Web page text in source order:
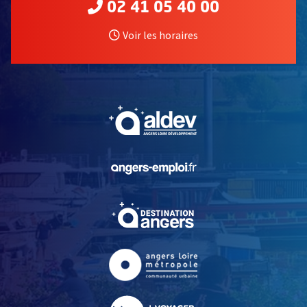
02 41 05 40 00
Voir les horaires
, Ouvre une nouvelle
, Ouvre une nouvelle